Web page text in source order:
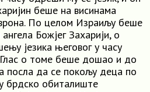
беше на висинама
По целом Израиљу беше
Божјег Захарији, о
језика његовог у часу
Глас о томе беше дошао и до
посла да се покољу деца по
брдско обиталиште